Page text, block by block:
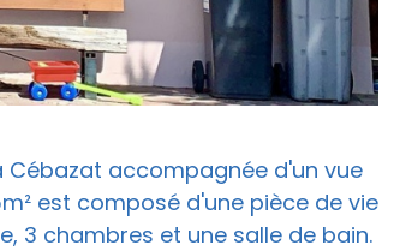
Cébazat accompagnée d'un vue
est composé d'une pièce de vie
3 chambres et une salle de bain.